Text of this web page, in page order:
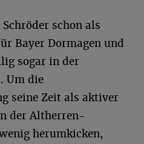
schon als
Bayer Dormagen und
sogar in der
Um die
seine Zeit als aktiver
der Altherren-
herumkicken,